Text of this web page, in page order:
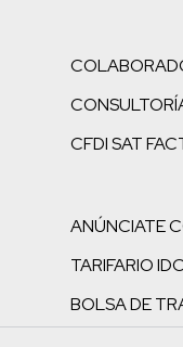
CFDI SAT
ANÚNCIATE
TARIFARIO IDC
BOLSA DE